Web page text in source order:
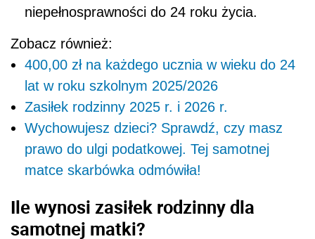
niepełnosprawności do 24 roku życia.
Zobacz również:
400,00 zł na każdego ucznia w wieku do 24
lat w roku szkolnym 2025/2026
Zasiłek rodzinny 2025 r. i 2026 r.
Wychowujesz dzieci? Sprawdź, czy masz
prawo do ulgi podatkowej. Tej samotnej
matce skarbówka odmówiła!
Ile wynosi zasiłek rodzinny dla
samotnej matki?